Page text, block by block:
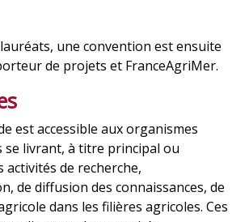
une convention est ensuite
de projets et FranceAgriMer.
est accessible aux organismes
se livrant, à titre principal ou
activités de recherche,
de diffusion des connaissances, de
dans les filières agricoles. Ces